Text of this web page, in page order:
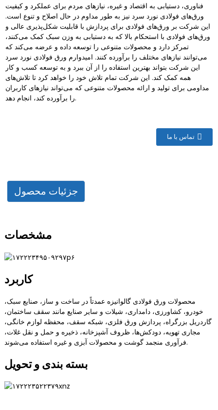
فناوری، دستیابی به اقتصاد و غیره، نیازهای مردم برای عملکرد و کیفیت
ورق‌های فولادی نورد سرد نیز به طور مداوم در حال اصلاح و تنوع است.
این شرکت بر ورق‌های فولادی برای پردازش با قابلیت شکل‌پذیری عالی و
ورق‌های فولادی با استحکام بالا که به دستیابی به وزن سبک کمک می‌کنند،
تمرکز دارد و محصولات متنوعی را توسعه داده و عرضه می‌کند که
می‌توانند نیازهای مختلف را برآورده کنند. امیدوارم ورق فولادی نورد سرد
این شرکت بتواند بهترین استفاده را از آن ببرد و به توسعه کسب و کار
همه کمک کند. این شرکت تمام تلاش خود را خواهد کرد تا تلاش‌های
مداومی برای تولید و ارائه محصولات متنوعی که می‌تواند نیازهای کاربران
را برآورده کند، انجام دهد.
تماس با ما
جزئیات محصول
مشخصات
کاربرد
محصولات ورق فولادی گالوانیزه عمدتاً در ساخت و ساز، صنایع سبک،
خودرو، کشاورزی، دامداری، شیلات و سایر صنایع مانند سقف ساختمان،
گاردریل بزرگراه، پردازش ورق فلزی، شبکه سقف، محفظه لوازم خانگی،
مجاری تهویه، دودکش‌ها، ظروف آشپزخانه، ذخیره و حمل و نقل غلات،
فرآوری منجمد گوشت و محصولات آبزی و غیره استفاده می‌شوند.
بسته بندی و تحویل